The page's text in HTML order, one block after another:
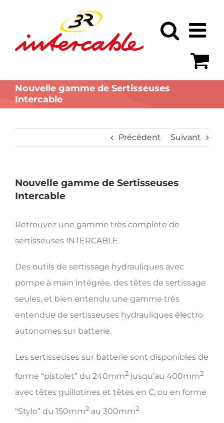
contenu
Nouvelle gamme de Sertisseuses
Intercable
Précédent Suivant
Nouvelle gamme de Sertisseuses
Intercable
Retrouvez une gamme très complète de
sertisseuses INTERCABLE.
Des outils de sertissage hydrauliques avec
pompe à main intégrée, des têtes de sertissage
seules, et bien entendu une gamme très
entendue de sertisseuses hydrauliques électro
autonomes sur batterie.
Les sertisseuses sur batterie sont disponibles de
forme “pistolet” du 240mm2 jusqu’au 400mm2
avec têtes guillotines et têtes en C, ou en forme
“Stylo” du 150mm2 au 300mm2.